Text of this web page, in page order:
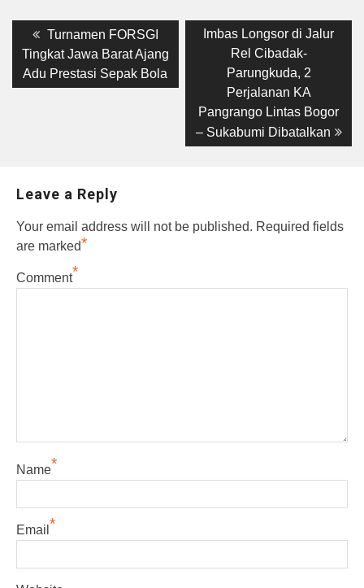
Post
navigation
Previous
post:
Turnamen FORSGI
Tingkat Jawa Barat Ajang
Adu Prestasi Sepak Bola
Next
Imbas Longsor di Jalur
Rel Cibadak-
Parungkuda, 2
Perjalanan KA
Pangrango Lintas Bogor
– Sukabumi Dibatalkan
Leave a Reply
Your email address will not be published. Required fields
are marked*
Comment*
Name*
Email *